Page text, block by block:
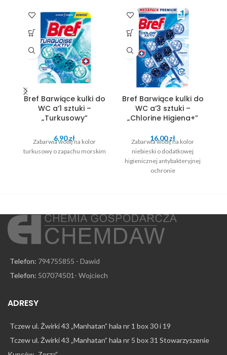
Bref Barwiące kulki do
WC a’1 sztuki –
„Turkusowy”
6.90zł
Zabarwia wodę na kolor
turkusowy o zapachu morskim
Bref Barwiące kulki do
WC a’3 sztuki –
„Chlorine Higiena+”
16.00zł
Zabarwia wodę na kolor
niebieski o dodatkowej
higienicznej antybakteryjnej
ochronie
Telefon: 794755855 - Dawid
Telefon: 507074501- Wojciech
ADRESY
Tczew ul. Żwirki 43 „Manhatan” hala nr 1 box 30 i 19
Tczew ul. Żwirki 43 „Manhatan” hala nr 5 box 31 Stowarzyszenie